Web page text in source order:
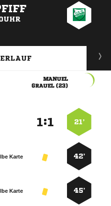

 
21’
:
42’
Karte
45’
Karte